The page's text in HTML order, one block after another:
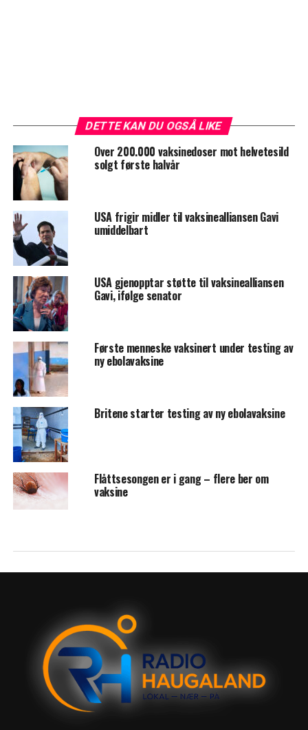
DETTE KAN DU OGSÅ LIKE
Over 200.000 vaksinedoser mot helvetesild
solgt første halvår
USA frigir midler til vaksinealliansen Gavi
umiddelbart
USA gjenopptar støtte til vaksinealliansen
Gavi, ifølge senator
Første menneske vaksinert under testing av
ny ebolavaksine
Britene starter testing av ny ebolavaksine
Flåttsesongen er i gang – flere ber om
vaksine